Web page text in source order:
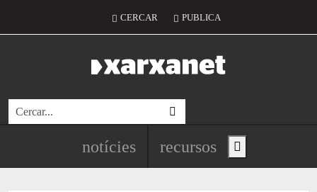
Menú del compte d'usuari
CERCAR PUBLICA
Cerca
Navegació principal de
notícies recursos Show main menu